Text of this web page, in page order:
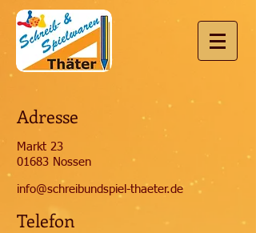
Adresse
Markt 23
01683 Nossen
info@schreibundspiel-thaeter.de
Telefon